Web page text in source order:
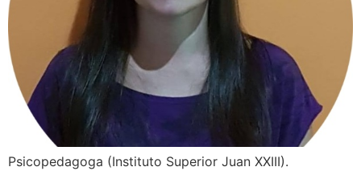
Psicopedagoga (Instituto Superior Juan XXIII).